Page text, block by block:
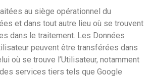
au siège opérationnel du
et dans tout autre lieu où se trouvent
dans le traitement. Les Données
peuvent être transférées dans
où se trouve l’Utilisateur, notamment
services tiers tels que Google